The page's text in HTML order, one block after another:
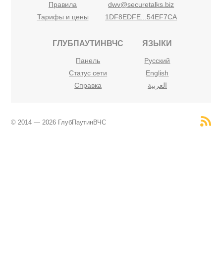
Правила
Тарифы и цены
dwv@securetalks.biz
1DF8EDFE...54EF7CA
ГЛУБПАУТИНВЧС
Панель
Статус сети
Справка
ЯЗЫКИ
Русский
English
العربية
© 2014 — 2026 ГлубПаутинВЧС